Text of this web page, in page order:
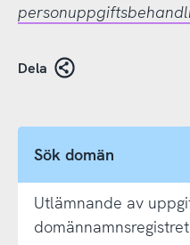
Dela
Sök domän
Utlämnande av
domännamnsregistret